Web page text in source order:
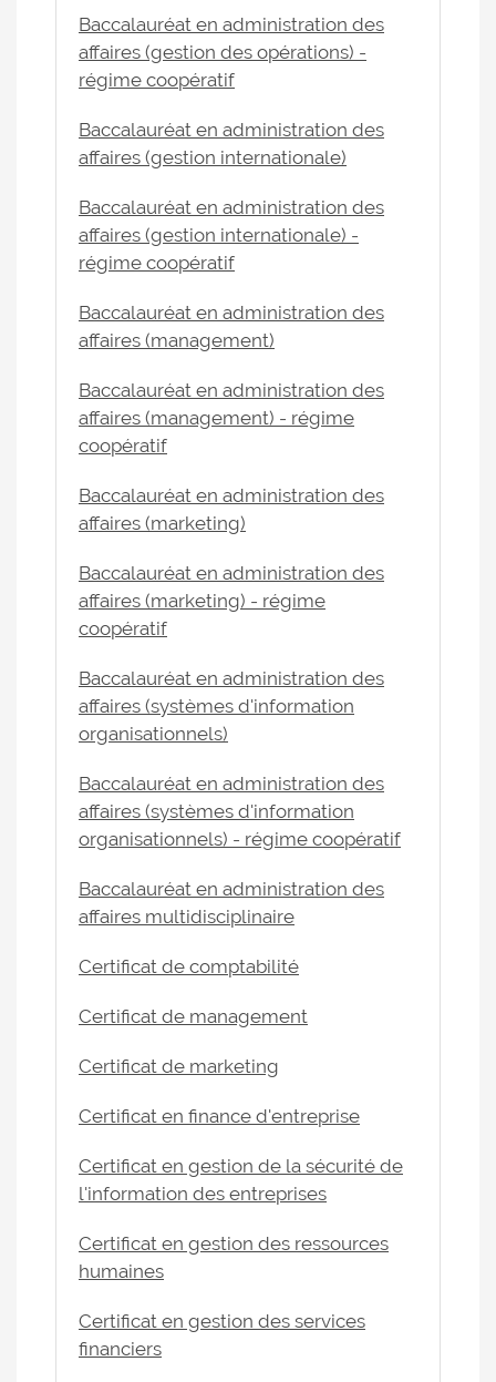
Baccalauréat en administration des
affaires (gestion des opérations) -
régime coopératif
Baccalauréat en administration des
affaires (gestion internationale)
Baccalauréat en administration des
affaires (gestion internationale) -
régime coopératif
Baccalauréat en administration des
affaires (management)
Baccalauréat en administration des
affaires (management) - régime
coopératif
Baccalauréat en administration des
affaires (marketing)
Baccalauréat en administration des
affaires (marketing) - régime
coopératif
Baccalauréat en administration des
affaires (systèmes d'information
organisationnels)
Baccalauréat en administration des
affaires (systèmes d'information
organisationnels) - régime coopératif
Baccalauréat en administration des
affaires multidisciplinaire
Certificat de comptabilité
Certificat de management
Certificat de marketing
Certificat en finance d'entreprise
Certificat en gestion de la sécurité de
l'information des entreprises
Certificat en gestion des ressources
humaines
Certificat en gestion des services
financiers